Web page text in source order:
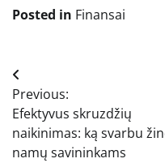
Posted in Finansai
Navigacija
tarp
įrašų
Previous:
Efektyvus skruzdžių
naikinimas: ką svarbu
namų savininkams